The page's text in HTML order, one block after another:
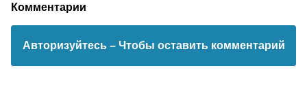
Комментарии
Авторизуйтесь – Чтобы оставить комментарий